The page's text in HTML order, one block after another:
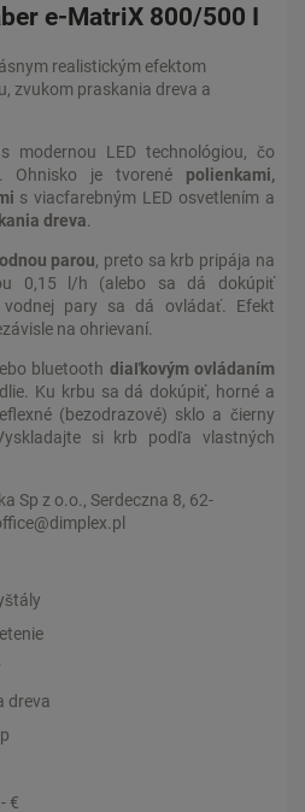
e-MatriX 800/500 I
realistickým efektom
zvukom praskania dreva a
modernou LED technológiou, čo
Ohnisko je tvorené polienkami,
s viacfarebným LED osvetlením a
dreva
parou, preto sa krb pripája na
0,15 l/h (alebo sa dá dokúpiť
pary sa dá ovládať. Efekt
na ohrievaní.
bluetooth diaľkovým ovládaním
Ku krbu sa dá dokúpiť, horné a
(bezodrazové) sklo a čierny
si krb podľa vlastných
Sp z o.o., Serdeczna 8, 62-
dreva
€